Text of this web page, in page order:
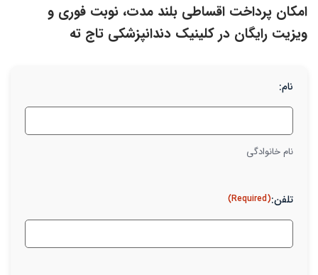
امکان پرداخت اقساطی بلند مدت، نوبت فوری و
ویزیت رایگان در کلینیک دندانپزشکی تاج ته
نام:
نام خانوادگی
تلفن:(Required)